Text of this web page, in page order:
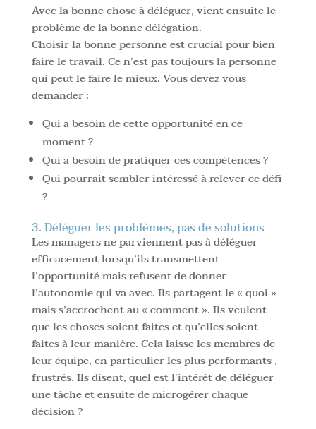
Avec la bonne chose à déléguer, vient ensuite le
problème de la bonne délégation.
Choisir la bonne personne est crucial pour bien
faire le travail. Ce n’est pas toujours la personne
qui peut le faire le mieux. Vous devez vous
demander :
Qui a besoin de cette opportunité en ce
moment ?
Qui a besoin de pratiquer ces compétences ?
Qui pourrait sembler intéressé à relever ce défi
?
3. Déléguer les problèmes, pas de solutions
Les managers ne parviennent pas à déléguer
efficacement lorsqu’ils transmettent
l’opportunité mais refusent de donner
l’autonomie qui va avec. Ils partagent le « quoi »
mais s’accrochent au « comment ». Ils veulent
que les choses soient faites et qu’elles soient
faites à leur manière. Cela laisse les membres de
leur équipe, en particulier les plus performants ,
frustrés. Ils disent, quel est l’intérêt de déléguer
une tâche et ensuite de microgérer chaque
décision ?